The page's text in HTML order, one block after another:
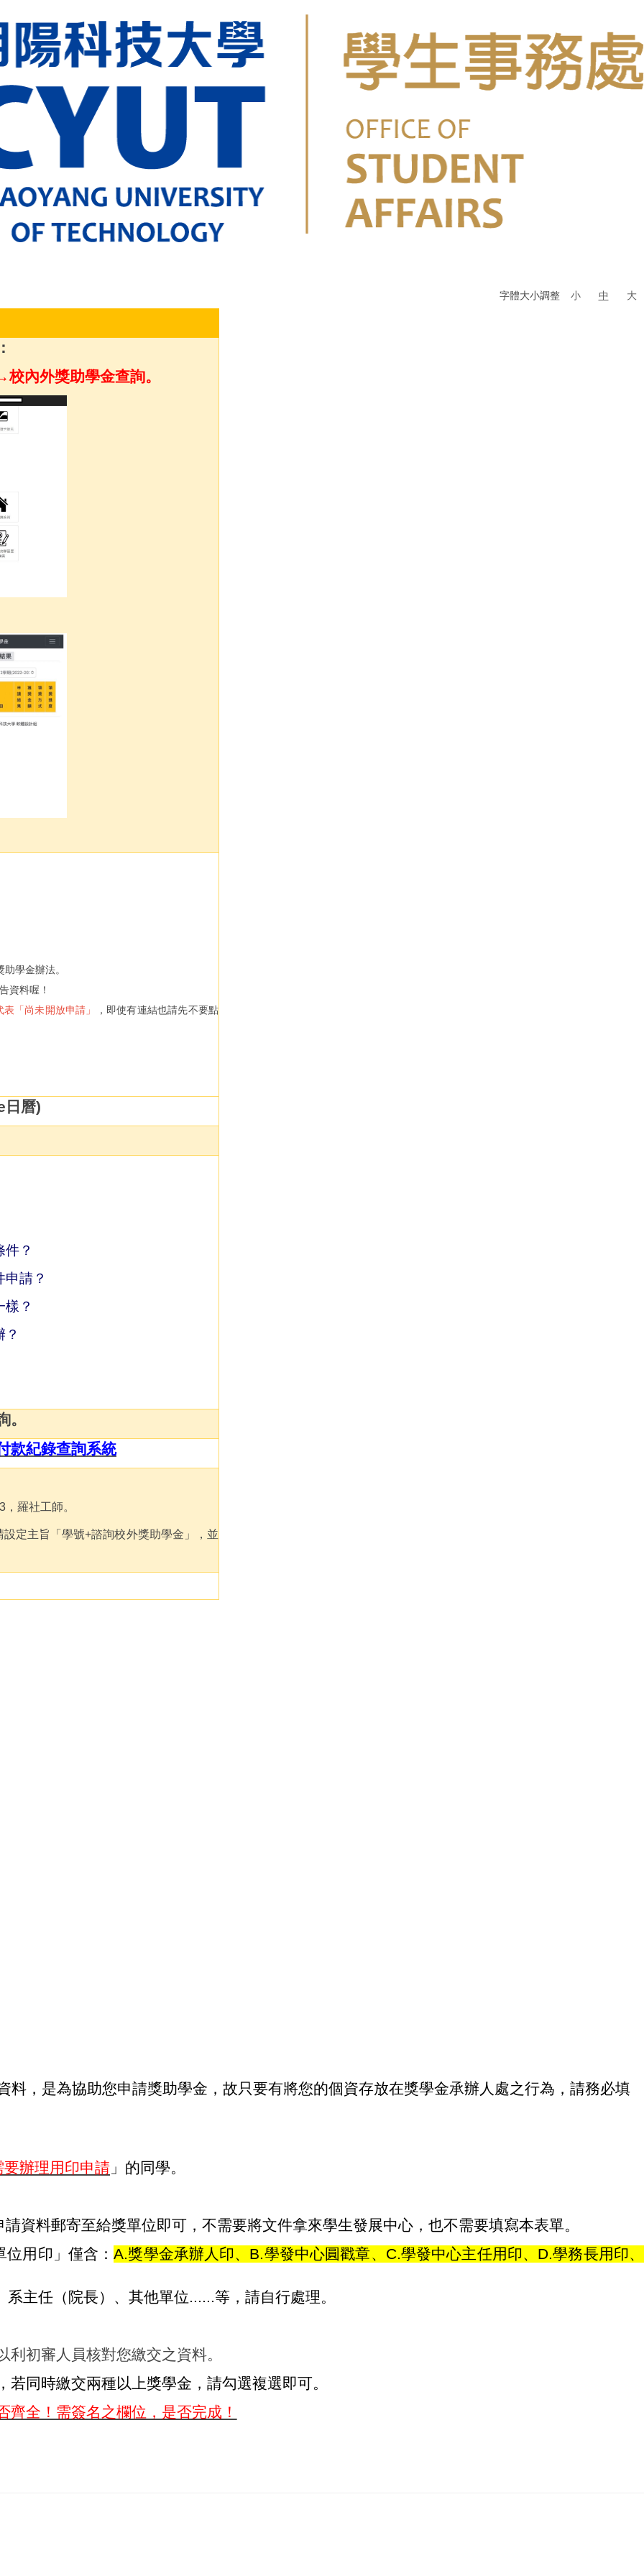
字體大小調整 小 中 大
內外獎助學金查詢。
學金辦法。
資料喔！
「尚未開放申請」
，即使有連結也請先不要點
日曆)
？
請？
？
。
款紀錄查詢系統
羅社工師。
定主旨「學號+諮詢校外獎助學金」，並
料，是為協助您申請獎助學金，故只要有將您的個資存放在獎學金承辦人處之行為，請務必填
要辦理用印申請 」的同學。
資料郵寄至給獎單位即可，不需要將文件拿來學生發展中心，也不需要填寫本表單。
位用印」僅含：A.獎學金承辦人印、B.學發中心圓戳章、C.學發中心主任用印、D.學務長用印、
主任（院長）、其他單位......等，請自行處理。
利初審人員核對您繳交之資料。
若同時繳交兩種以上獎學金，請勾選複選即可。
齊全！需簽名之欄位，是否完成！